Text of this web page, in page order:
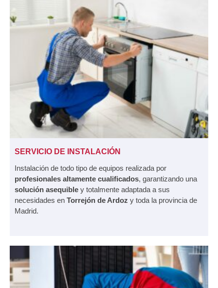
SERVICIO DE INSTALACIÓN
Instalación de todo tipo de equipos realizada por
profesionales altamente cualificados, garantizando una
solución asequible y totalmente adaptada a sus
necesidades en Torrejón de Ardoz y toda la provincia de
Madrid.